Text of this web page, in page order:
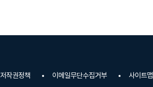
저작권정책 이메일무단수집거부 사이트맵